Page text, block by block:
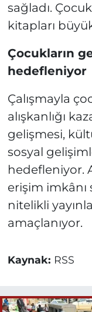
sağladı.
kitapları
Çocukların
hedefleniyor
Çalışmayla
alışkanlığı
gelişmesi,
sosyal
hedefleniyor.
erişim imkânı
nitelikli
amaçlanıyor.
Kaynak: RSS